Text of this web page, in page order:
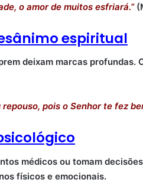
o amor de muitos esfriará.”
espiritual
deixam marcas profundas.
pois o Senhor te fez
médicos ou tomam
físicos e emocionais.